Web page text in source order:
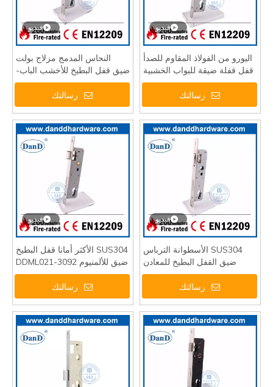
فيديو
النحاس المدمج مزلاج بولت
ضيق قفل البطيخ للأخشب الباب-
DDML021-3085
رسالتك
فيديو
اليورو من الفولاذ المقاوم للصدأ
قفل قفلة ضيقة للبواب الخشبية
DDML021-3085
رسالتك
فيديو
SUS304 الأكثر أمانا قفل البطيخ
ضيق للألمنيوم DDML021-3092
رسالتك
فيديو
SUS304 الأسطوانة الترباس
ضيق القفل البطيخ للمعادن
DDML022-2585
رسالتك